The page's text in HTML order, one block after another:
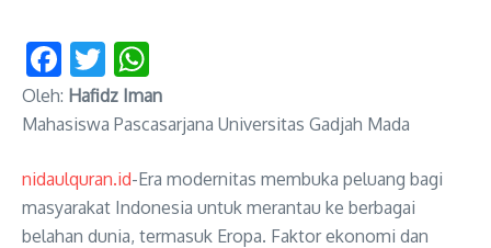
Facebook
Twitter
Oleh: Hafidz Iman
Mahasiswa Pascasarjana Universitas Gadjah Mada
nidaulquran.id-Era modernitas membuka peluang bagi
masyarakat Indonesia untuk merantau ke berbagai
belahan dunia, termasuk Eropa. Faktor ekonomi dan